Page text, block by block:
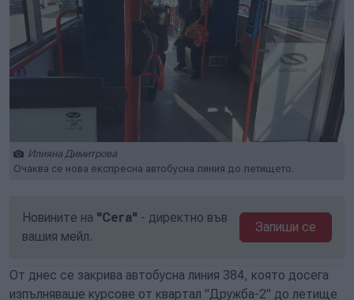
Илияна Димитрова
Очаква се нова експресна автобусна линия до летището.
Новините на "Сега" - директно във
вашия мейл.
Запиши се
От днес се закрива автобусна линия 384, която досега
изпълняваше курсове от квартал "Дружба-2" до летище